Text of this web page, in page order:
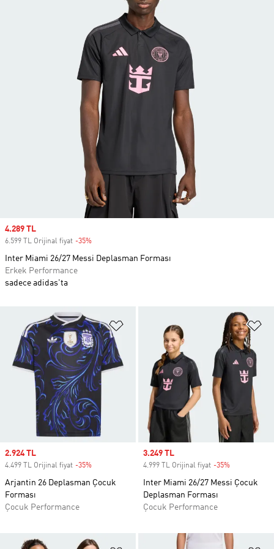
Favori Listesine Ekle
Sale price
2.924 TL
4.499 TL Orijinal fiyat -35%
Arjantin 26 Deplasman Çocuk
Forması
Çocuk Performance
Sale price
3.249 TL
4.999 TL Orijinal fiyat -35%
Inter Miami 26/27 Messi Çocuk
Deplasman Forması
Çocuk Performance
Sale price
4.289 TL
6.599 TL Orijinal fiyat -35%
Inter Miami 26/27 Messi Deplasman Forması
Erkek Performance
sadece adidas'ta